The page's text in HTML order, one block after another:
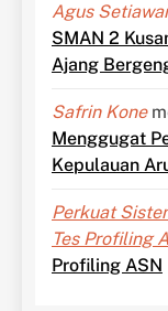
Agus
SMAN 2
Ajang
Safrin Kone
Menggugat
Kepulauan
Perkuat
Tes Profiling
Profiling ASN